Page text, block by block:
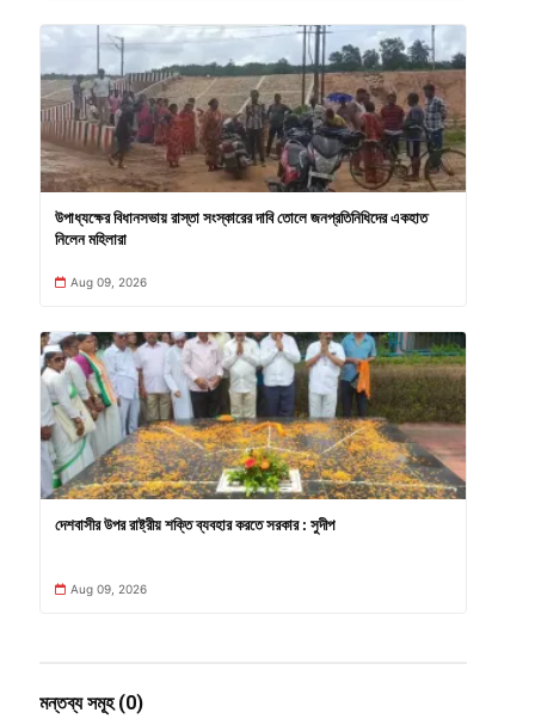
উপাধ্যক্ষের বিধানসভায় রাস্তা সংস্কারের দাবি তোলে জনপ্রতিনিধিদের একহাত
নিলেন মহিলারা
Aug 09, 2026
দেশবাসীর উপর রাষ্ট্রীয় শক্তি ব্যবহার করতে সরকার : সুদীপ
Aug 09, 2026
মন্তব্য সমূহ (0)